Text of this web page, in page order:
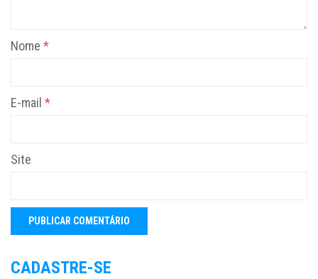
Nome *
E-mail *
Site
CADASTRE-SE